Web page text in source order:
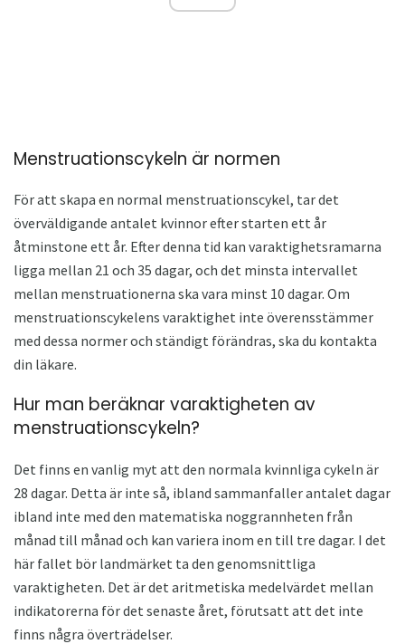
Menstruationscykeln är normen
För att skapa en normal menstruationscykel, tar det
överväldigande antalet kvinnor efter starten ett år
åtminstone ett år. Efter denna tid kan varaktighetsramarna
ligga mellan 21 och 35 dagar, och det minsta intervallet
mellan menstruationerna ska vara minst 10 dagar. Om
menstruationscykelens varaktighet inte överensstämmer
med dessa normer och ständigt förändras, ska du kontakta
din läkare.
Hur man beräknar varaktigheten av
menstruationscykeln?
Det finns en vanlig myt att den normala kvinnliga cykeln är
28 dagar. Detta är inte så, ibland sammanfaller antalet dagar
ibland inte med den matematiska noggrannheten från
månad till månad och kan variera inom en till tre dagar. I det
här fallet bör landmärket ta den genomsnittliga
varaktigheten. Det är det aritmetiska medelvärdet mellan
indikatorerna för det senaste året, förutsatt att det inte
finns några överträdelser.